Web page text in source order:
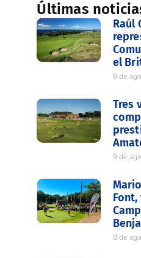
Últimas
Raúl
el
9 de
Tres
9 de
8 de